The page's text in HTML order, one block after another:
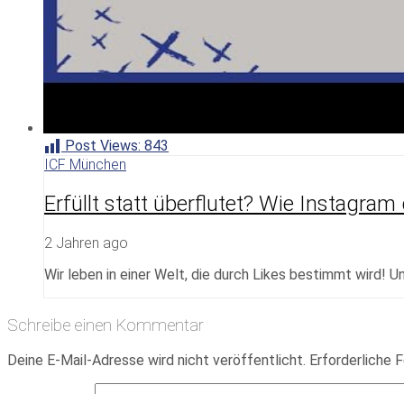
Post Views: 843
ICF München
Erfüllt statt überflutet? Wie Instagram
2 Jahren ago
Wir leben in einer Welt, die durch Likes bestimmt wird!
Schreibe einen Kommentar
Deine E-Mail-Adresse wird nicht veröffentlicht. Erforderliche